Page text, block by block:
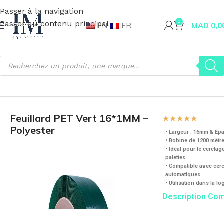
Passer à la navigation
Passer au contenu principal
EN FR 0 MAD
Accueil Emballage Feuillard
Feuillard PET Vert 16*1MM –
Polyester
☆☆☆☆☆
• Largeur : 16mm &
• Bobine de 1200
• Idéal pour le
palettes
• Compatible avec
automatiques
• Utilisation dans la
Description